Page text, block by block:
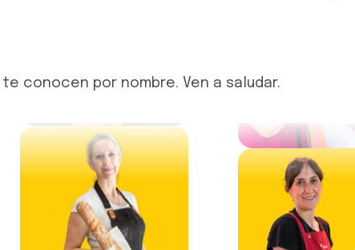
conocen por nombre. Ven a saludar.